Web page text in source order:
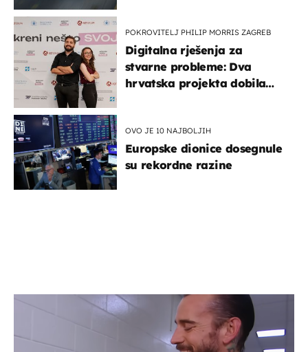
POKROVITELJ PHILIP MORRIS ZAGREB
Digitalna rješenja za
stvarne probleme: Dva
hrvatska projekta dobila
OVO JE 10 NAJBOLJIH
Europske dionice dosegnule
su rekordne razine